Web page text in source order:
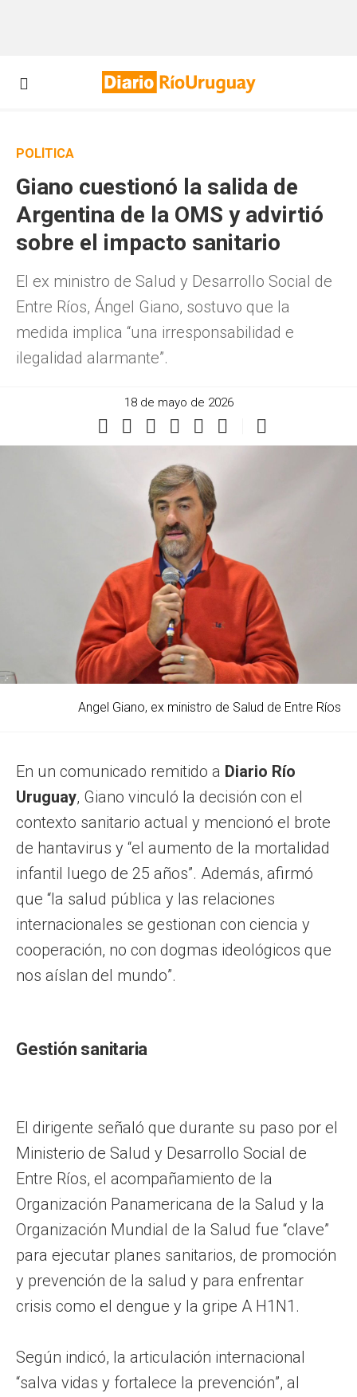
POLÍTICA
Giano cuestionó la salida de
Argentina de la OMS y advirtió
sobre el impacto sanitario
El ex ministro de Salud y Desarrollo Social de
Entre Ríos, Ángel Giano, sostuvo que la
medida implica “una irresponsabilidad e
ilegalidad alarmante”.
18 de mayo de 2026
Angel Giano, ex ministro de Salud de Entre Ríos
En un comunicado remitido a Diario Río
Uruguay, Giano vinculó la decisión con el
contexto sanitario actual y mencionó el brote
de hantavirus y “el aumento de la mortalidad
infantil luego de 25 años”. Además, afirmó
que “la salud pública y las relaciones
internacionales se gestionan con ciencia y
cooperación, no con dogmas ideológicos que
nos aíslan del mundo”.
Gestión sanitaria
El dirigente señaló que durante su paso por el
Ministerio de Salud y Desarrollo Social de
Entre Ríos, el acompañamiento de la
Organización Panamericana de la Salud y la
Organización Mundial de la Salud fue “clave”
para ejecutar planes sanitarios, de promoción
y prevención de la salud y para enfrentar
crisis como el dengue y la gripe A H1N1.
Según indicó, la articulación internacional
“salva vidas y fortalece la prevención”, al